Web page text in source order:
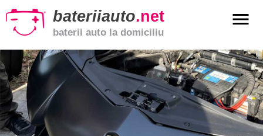
bateriiauto.net
baterii auto la domiciliu
menu
Baterii
auto
Baterii
moto